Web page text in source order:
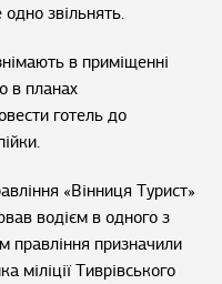
звільнять.
в приміщенні
в планах
готель до
«Вінниця Турист»
водієм в одного з
правління призначили
міліції Тиврівського